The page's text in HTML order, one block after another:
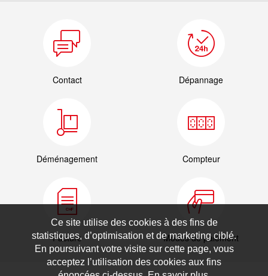
Contact Dépannage
Déménagement Compteur
Facture Modes de paiement
Ce site utilise des cookies à des fins de
statistiques, d’optimisation et de marketing ciblé.
En poursuivant votre visite sur cette page, vous
acceptez l’utilisation des cookies aux fins